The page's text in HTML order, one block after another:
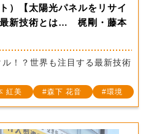
）【太陽光パネルをリサイ
最新技術とは… 梶剛・藤本
！？世界も注目する最新技術
紅美 森下 花音 環境